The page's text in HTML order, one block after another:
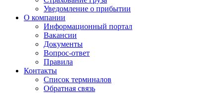
Уведомление о прибытии
О компании
Информационный портал
Вакансии
Документы
Вопрос-ответ
Правила
Контакты
Список терминалов
Обратная связь